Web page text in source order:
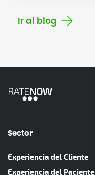
Ir al blog
Sector
Experiencia del Cliente
Experiencia del Paciente